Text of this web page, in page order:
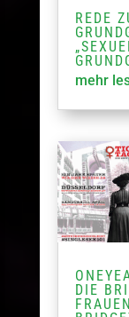
REDE
mehr
DIE